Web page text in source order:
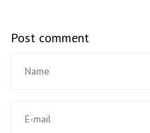
Post comment